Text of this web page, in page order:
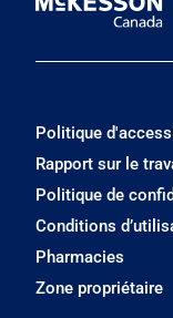
Politique
Rapport sur le
Politique de
Conditions
Pharmacies
Zone propriétaire